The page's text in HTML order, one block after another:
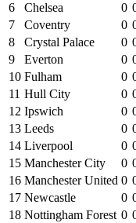
6
Chelsea 0
7
Coventry 0
8
Crystal Palace 0
9
Everton 0
10 Fulham 0
11 Hull City 0
12 Ipswich 0
13 Leeds 0
14 Liverpool 0
15 Manchester City 0
16 Manchester United 0
17 Newcastle 0
18 Nottingham Forest 0